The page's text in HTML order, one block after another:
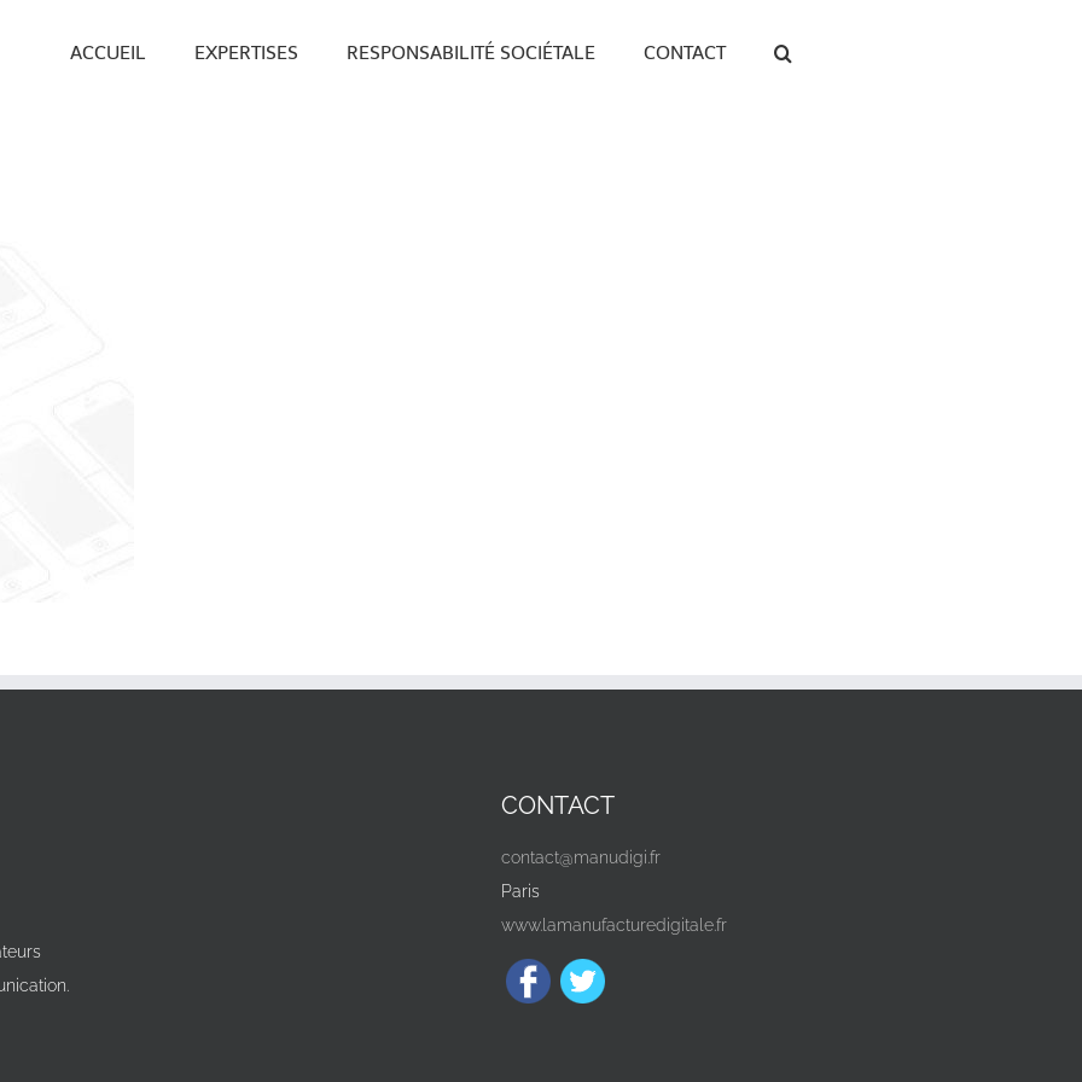
ACCUEIL EXPERTISES RESPONSABILITÉ SOCIÉTALE CONTACT
CONTACT
contact@manudigi.fr
Paris
www.lamanufacturedigitale.fr